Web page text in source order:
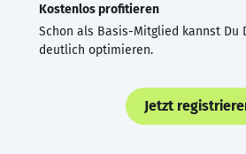
Kostenlos profitieren
Schon als Basis-Mitglied kannst Du
deutlich optimieren.
Jetzt